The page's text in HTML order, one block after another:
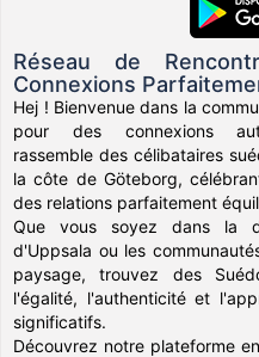
Réseau de
Connexions
Hej ! Bienvenue dans la
pour des connexions
rassemble des célibataires
la côte de Göteborg,
des relations parfaitement
Que vous soyez dans la
d'Uppsala ou les
paysage, trouvez des
l'égalité, l'authenticité et
significatifs.
Découvrez notre plateforme